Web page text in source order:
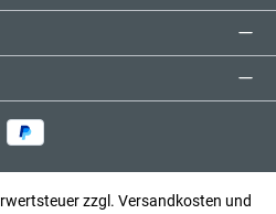
zzgl. Versandkosten und